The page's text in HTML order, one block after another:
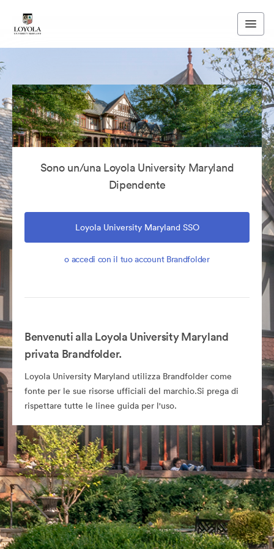
Sono un/una Loyola University Maryland
Dipendente
Loyola University Maryland SSO
o accedi con il tuo account Brandfolder
Benvenuti alla Loyola University Maryland
privata Brandfolder.
Loyola University Maryland utilizza Brandfolder come
fonte per le sue risorse ufficiali del marchio.Si prega di
rispettare tutte le linee guida per l'uso.